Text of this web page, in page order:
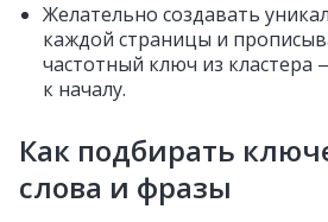
Желательно создавать
каждой страницы и
частотный ключ из
к началу.
Как подбирать
слова и фразы